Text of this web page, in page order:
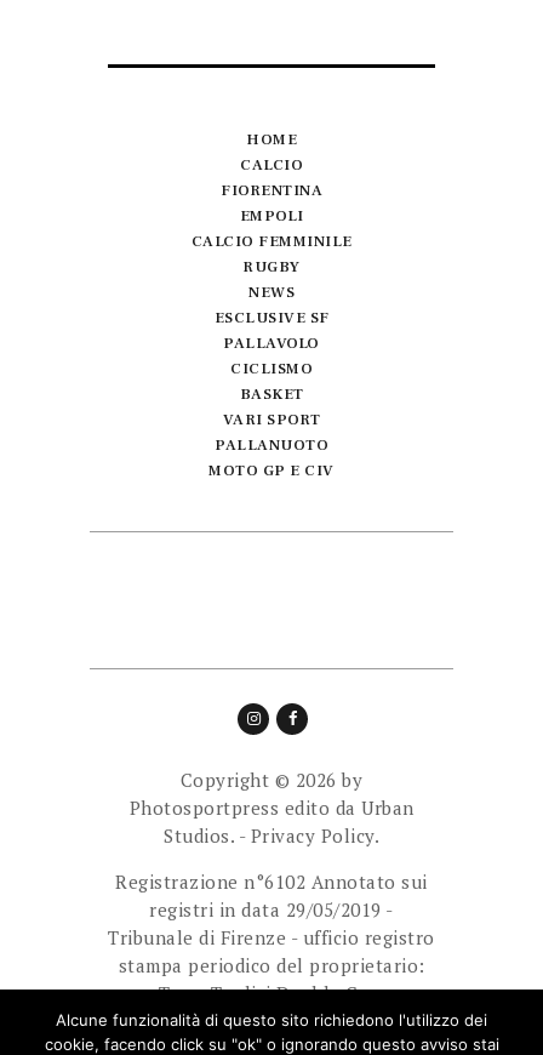
HOME
CALCIO
FIORENTINA
EMPOLI
CALCIO FEMMINILE
RUGBY
NEWS
ESCLUSIVE SF
PALLAVOLO
CICLISMO
BASKET
VARI SPORT
PALLANUOTO
MOTO GP E CIV
Copyright © 2026 by
Photosportpress edito da Urban
Studios. - Privacy Policy.
Registrazione n°6102 Annotato sui
registri in data 29/05/2019 -
Tribunale di Firenze - ufficio registro
stampa periodico del proprietario:
Team Tredici Double Cam
Ass.Sport.Dilett. Direttore
responsabile: Giuliani Paolo.
Alcune funzionalità di questo sito richiedono l'utilizzo dei
cookie, facendo click su "ok" o ignorando questo avviso stai